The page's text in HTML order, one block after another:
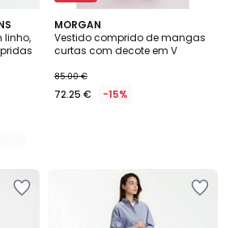
linho,
MORGAN
Vestido comprido de mangas
curtas com decote em V
85.00 €
72.25 € -15%